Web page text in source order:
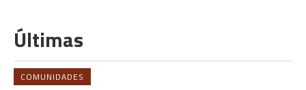
Últimas
COMUNIDADES